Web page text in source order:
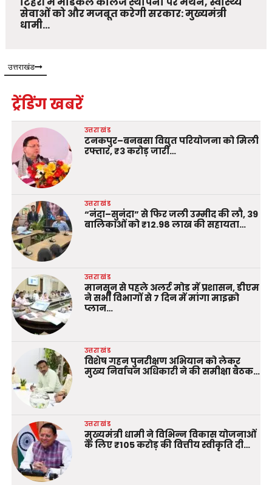
सेवाओं को और मजबूत करेगी सरकार: मुख्यमंत्री
धामी…
उत्तराखंड
ट्रेंडिंग खबरें
उत्तराखंड
टनकपुर–बनबसा विद्युत परियोजना को मिली
रफ्तार, ₹3 करोड़ जारी…
उत्तराखंड
“नंदा–सुनंदा” से फिर जली उम्मीद की लौ, 39
बालिकाओं को ₹12.98 लाख की सहायता…
उत्तराखंड
मानसून से पहले अलर्ट मोड में प्रशासन, डीएम
ने सभी विभागों से 7 दिन में मांगा माइक्रो
प्लान…
उत्तराखंड
विशेष गहन पुनरीक्षण अभियान को लेकर
मुख्य निर्वाचन अधिकारी ने की समीक्षा बैठक…
उत्तराखंड
मुख्यमंत्री धामी ने विभिन्न विकास योजनाओं
के लिए ₹105 करोड़ की वित्तीय स्वीकृति दी…